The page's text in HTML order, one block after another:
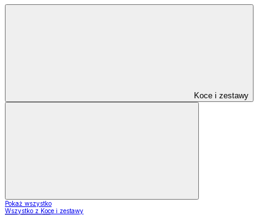
Koce i zestawy
Pokaż wszystko
Wszystko z Koce i zestawy